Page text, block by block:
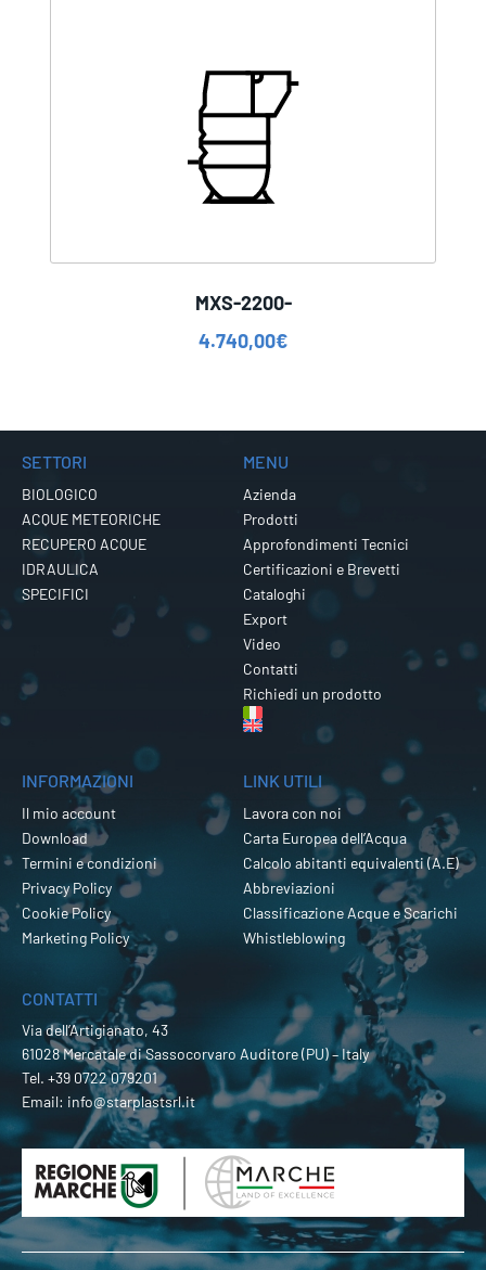
MXS-2200-
4.740,00€
SETTORI
BIOLOGICO
ACQUE METEORICHE
RECUPERO ACQUE
IDRAULICA
SPECIFICI
MENU
Azienda
Prodotti
Approfondimenti Tecnici
Certificazioni e Brevetti
Cataloghi
Export
Video
Contatti
Richiedi un prodotto
INFORMAZIONI
Il mio account
Download
Termini e condizioni
Privacy Policy
Cookie Policy
Marketing Policy
LINK UTILI
Lavora con noi
Carta Europea dell’Acqua
Calcolo abitanti equivalenti (A.E)
Abbreviazioni
Classificazione Acque e Scarichi
Whistleblowing
CONTATTI
Via dell’Artigianato, 43
61028 Mercatale di Sassocorvaro Auditore (PU) – Italy
Tel. +39 0722 079201
Email: info@starplastsrl.it